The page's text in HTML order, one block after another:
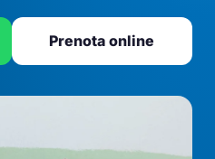
Prenota online